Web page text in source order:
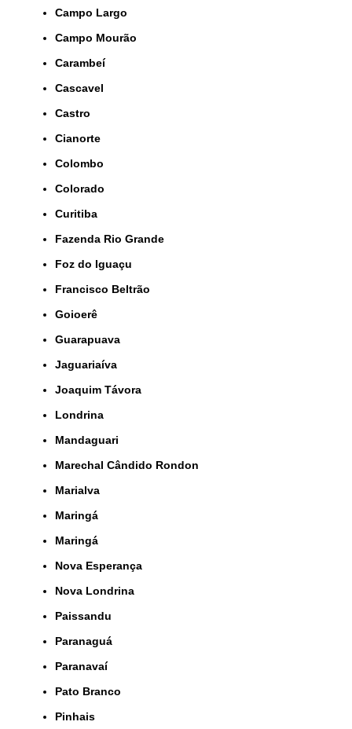
Campo Largo
Campo Mourão
Carambeí
Cascavel
Castro
Cianorte
Colombo
Colorado
Curitiba
Fazenda Rio Grande
Foz do Iguaçu
Francisco Beltrão
Goioerê
Guarapuava
Jaguariaíva
Joaquim Távora
Londrina
Mandaguari
Marechal Cândido Rondon
Marialva
Maringá
Maringá
Nova Esperança
Nova Londrina
Paissandu
Paranaguá
Paranavaí
Pato Branco
Pinhais